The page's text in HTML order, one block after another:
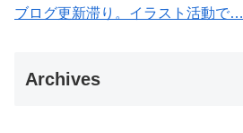
ブログ更新滞り。イラスト活動で…
Archives